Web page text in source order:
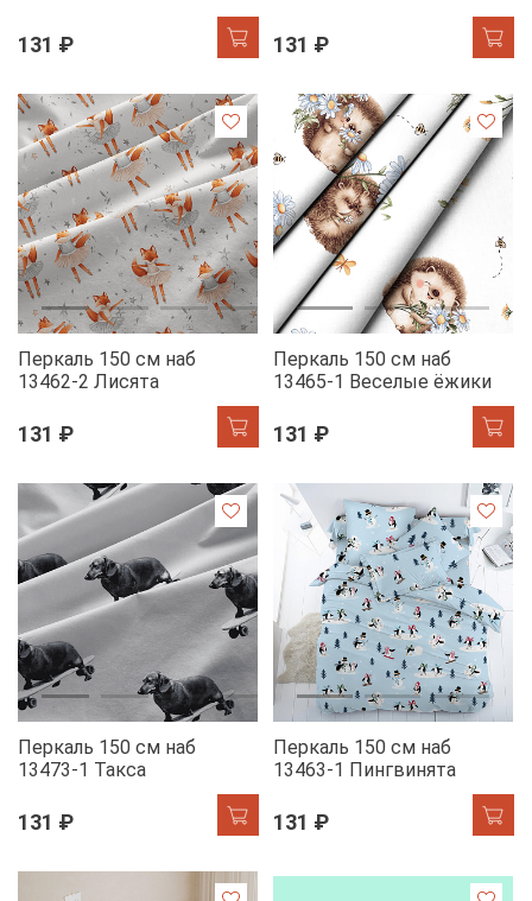
131 ₽ 131 ₽
Перкаль 150 см наб
13462-2 Лисята
131 ₽
Перкаль 150 см наб
13465-1 Веселые ёжики
131 ₽
Перкаль 150 см наб
13473-1 Такса
131 ₽
Перкаль 150 см наб
13463-1 Пингвинята
131 ₽